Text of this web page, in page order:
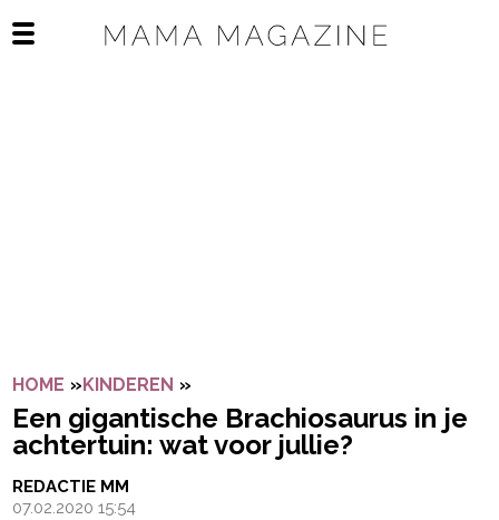
Open het mobiele menu
HOME »KINDEREN »
Een gigantische Brachiosaurus in je
achtertuin: wat voor jullie?
REDACTIE MM
07.02.2020 15:54